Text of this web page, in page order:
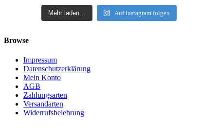
Mehr laden… Auf Instagram folgen
Browse
Impressum
Datenschutzerklärung
Mein Konto
AGB
Zahlungsarten
Versandarten
Widerrufsbelehrung